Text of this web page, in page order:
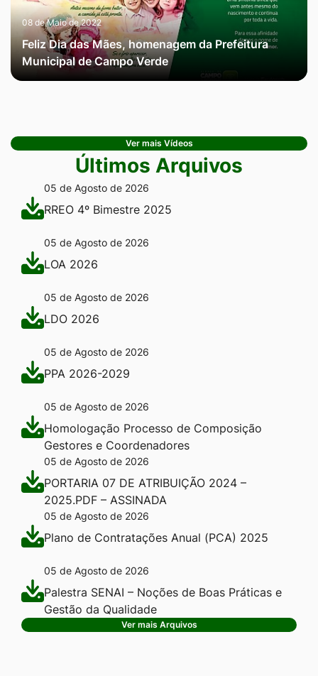
08 de Maio de 2022
Feliz Dia das Mães, homenagem da Prefeitura
Municipal de Campo Verde
Ver mais Vídeos
Últimos Arquivos
05 de Agosto de 2026
RREO 4º Bimestre 2025
05 de Agosto de 2026
LOA 2026
05 de Agosto de 2026
LDO 2026
05 de Agosto de 2026
PPA 2026-2029
05 de Agosto de 2026
Homologação Processo de Composição
Gestores e Coordenadores
05 de Agosto de 2026
PORTARIA 07 DE ATRIBUIÇÃO 2024 –
2025.PDF – ASSINADA
05 de Agosto de 2026
Plano de Contratações Anual (PCA) 2025
05 de Agosto de 2026
Palestra SENAI – Noções de Boas Práticas e
Gestão da Qualidade
Ver mais Arquivos